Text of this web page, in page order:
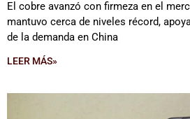
El cobre avanzó con firmeza en el
mantuvo cerca de niveles récord,
de la demanda en China
LEER MÁS»